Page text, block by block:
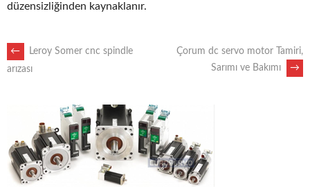
düzensizliğinden kaynaklanır.
POST
NAVIGATION
←
Leroy Somer cnc spindle
arızası
Çorum dc servo motor Tamiri,
Sarımı ve Bakımı
→